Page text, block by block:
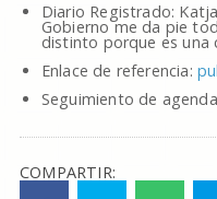
Diario Registrado:
Gobierno me da pie
distinto porque es una
Enlace de referencia:
Seguimiento de
COMPARTIR: